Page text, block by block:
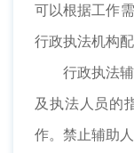
可以根据工作
行政执法机构
行政执法
及执法人员的
作。禁止辅助人